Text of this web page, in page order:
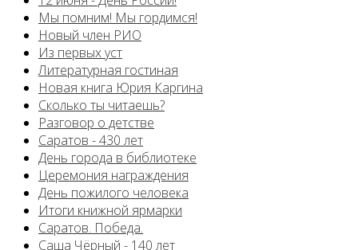
Мы помним! Мы гордимся!
Новый член РИО
Из первых уст
Литературная гостиная
Новая книга Юрия Каргина
Сколько ты читаешь?
Разговор о детстве
Саратов - 430 лет
День города в библиотеке
Церемония награждения
День пожилого человека
Итоги книжной ярмарки
Саратов. Победа.
Саша Чёрный - 140 лет